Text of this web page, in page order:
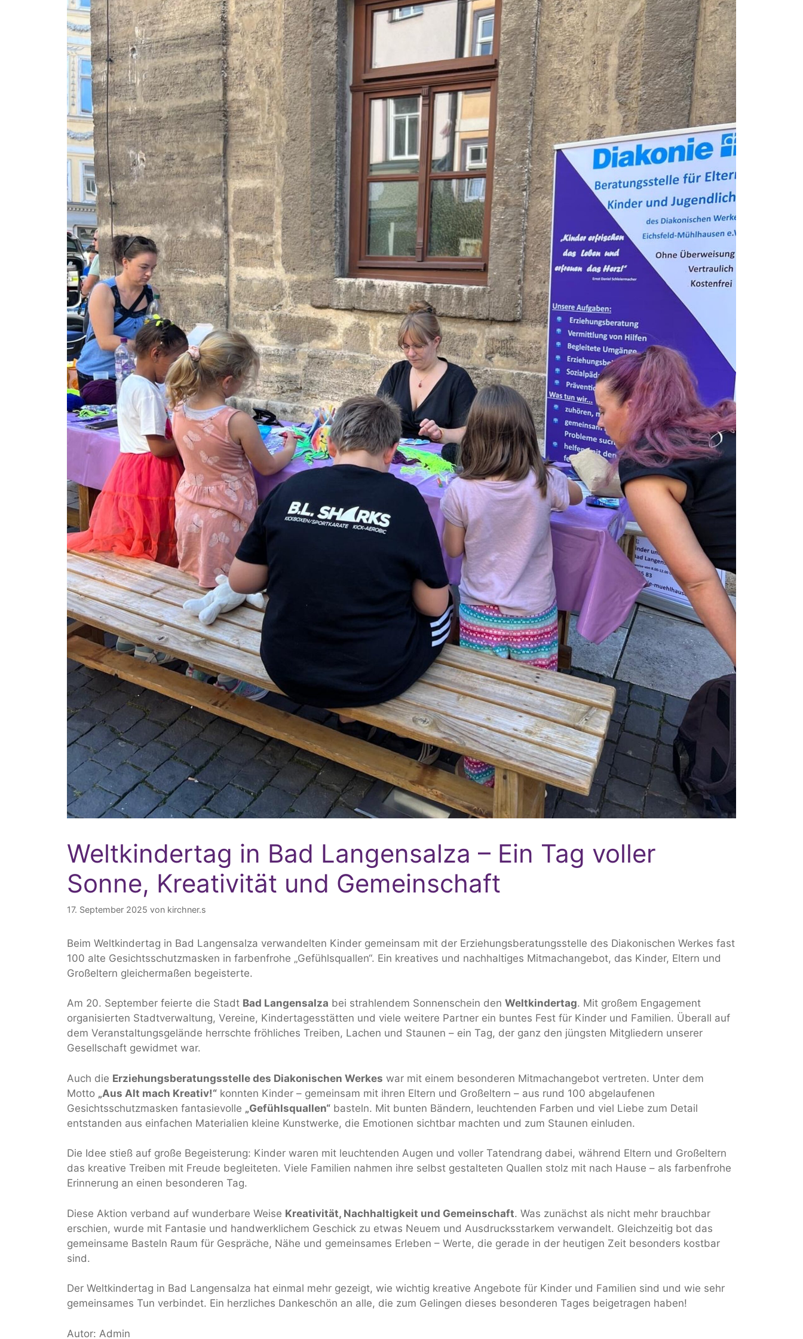
Weltkindertag in Bad Langensalza – Ein Tag voller
Sonne, Kreativität und Gemeinschaft
17. September 2025 von kirchner.s
Beim Weltkindertag in Bad Langensalza verwandelten Kinder gemeinsam mit der Erziehungsberatungsstelle des Diakonischen Werkes fast
100 alte Gesichtsschutzmasken in farbenfrohe „Gefühlsquallen“. Ein kreatives und nachhaltiges Mitmachangebot, das Kinder, Eltern und
Großeltern gleichermaßen begeisterte.
Am 20. September feierte die Stadt Bad Langensalza bei strahlendem Sonnenschein den Weltkindertag. Mit großem Engagement
organisierten Stadtverwaltung, Vereine, Kindertagesstätten und viele weitere Partner ein buntes Fest für Kinder und Familien. Überall auf
dem Veranstaltungsgelände herrschte fröhliches Treiben, Lachen und Staunen – ein Tag, der ganz den jüngsten Mitgliedern unserer
Gesellschaft gewidmet war.
Auch die Erziehungsberatungsstelle des Diakonischen Werkes war mit einem besonderen Mitmachangebot vertreten. Unter dem
Motto „Aus Alt mach Kreativ!“ konnten Kinder – gemeinsam mit ihren Eltern und Großeltern – aus rund 100 abgelaufenen
Gesichtsschutzmasken fantasievolle „Gefühlsquallen“ basteln. Mit bunten Bändern, leuchtenden Farben und viel Liebe zum Detail
entstanden aus einfachen Materialien kleine Kunstwerke, die Emotionen sichtbar machten und zum Staunen einluden.
Die Idee stieß auf große Begeisterung: Kinder waren mit leuchtenden Augen und voller Tatendrang dabei, während Eltern und Großeltern
das kreative Treiben mit Freude begleiteten. Viele Familien nahmen ihre selbst gestalteten Quallen stolz mit nach Hause – als farbenfrohe
Erinnerung an einen besonderen Tag.
Diese Aktion verband auf wunderbare Weise Kreativität, Nachhaltigkeit und Gemeinschaft. Was zunächst als nicht mehr brauchbar
erschien, wurde mit Fantasie und handwerklichem Geschick zu etwas Neuem und Ausdrucksstarkem verwandelt. Gleichzeitig bot das
gemeinsame Basteln Raum für Gespräche, Nähe und gemeinsames Erleben – Werte, die gerade in der heutigen Zeit besonders kostbar
sind.
Der Weltkindertag in Bad Langensalza hat einmal mehr gezeigt, wie wichtig kreative Angebote für Kinder und Familien sind und wie sehr
gemeinsames Tun verbindet. Ein herzliches Dankeschön an alle, die zum Gelingen dieses besonderen Tages beigetragen haben!
Autor: Admin